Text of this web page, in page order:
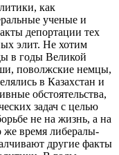
как
ученые и
депортации тех
элит. Не хотим
в годы Великой
поволжские немцы,
в Казахстан и
обстоятельства,
задач с целью
не на жизнь, а на
же время либералы-
другие факты